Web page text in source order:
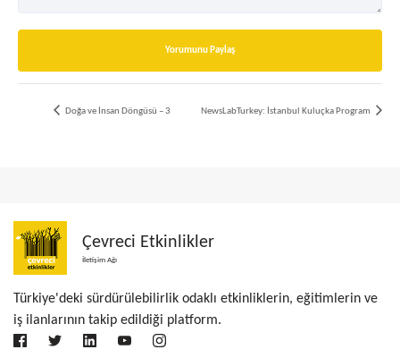
Yorumunu Paylaş
Doğa ve İnsan Döngüsü – 3 NewsLabTurkey: İstanbul Kuluçka Program
Çevreci Etkinlikler
İletişim Ağı
Türkiye'deki sürdürülebilirlik odaklı etkinliklerin, eğitimlerin ve
iş ilanlarının takip edildiği platform.